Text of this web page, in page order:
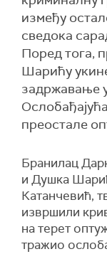
између
сведока
Поред тога,
Шарићу
задржавање
преостале
Бранилац
и Душка
Катанчевић,
извршили
на терет
тражио